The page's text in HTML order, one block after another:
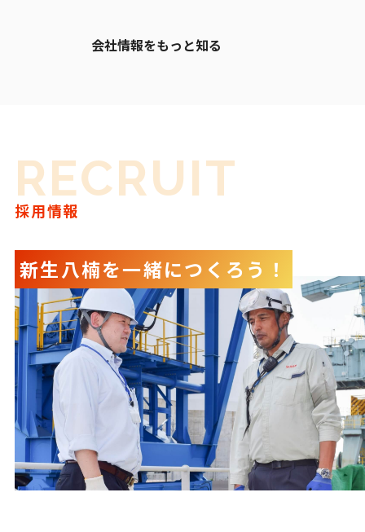
会社情報をもっと知る
RECRUIT
採用情報
新生八楠を一緒につくろう！